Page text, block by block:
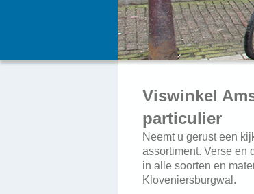
Viswinkel
particulier
Neemt u gerust een
assortiment. Verse en
in alle soorten en
Kloveniersburgwal.